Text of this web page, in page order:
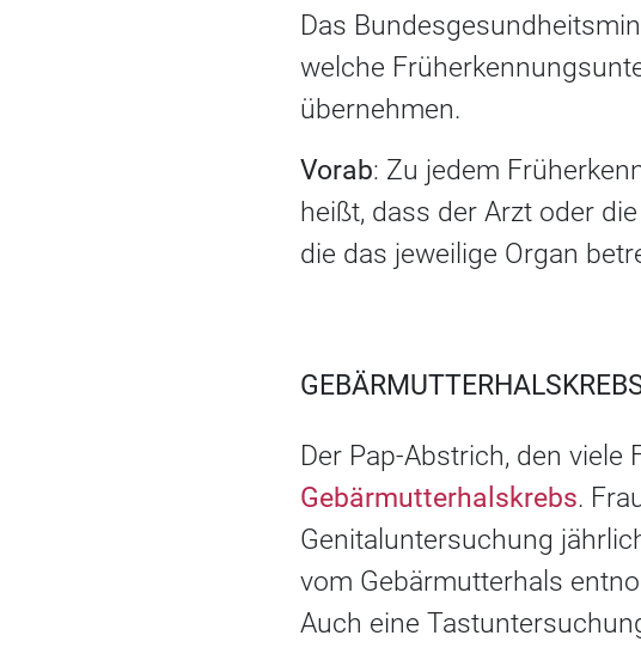
Das
welche
übernehmen.
Vorab: Zu jedem
heißt, dass der Arzt oder
die das jeweilige Organ
Der Pap-Abstrich, den viele
Gebärmutterhalskrebs.
Genitaluntersuchung
vom Gebärmutterhals
Auch eine